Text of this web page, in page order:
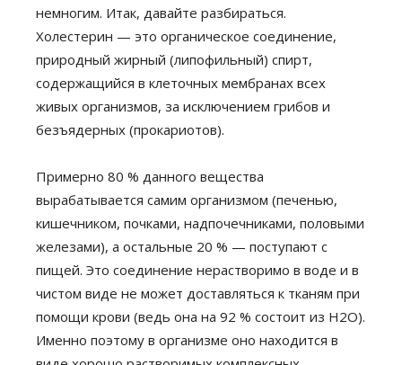
немногим. Итак, давайте разбираться.
Холестерин — это органическое соединение,
природный жирный (липофильный) спирт,
содержащийся в клеточных мембранах всех
живых организмов, за исключением грибов и
безъядерных (прокариотов).
Примерно 80 % данного вещества
вырабатывается самим организмом (печенью,
кишечником, почками, надпочечниками, половыми
железами), а остальные 20 % — поступают с
пищей. Это соединение нерастворимо в воде и в
чистом виде не может доставляться к тканям при
помощи крови (ведь она на 92 % состоит из Н2О).
Именно поэтому в организме оно находится в